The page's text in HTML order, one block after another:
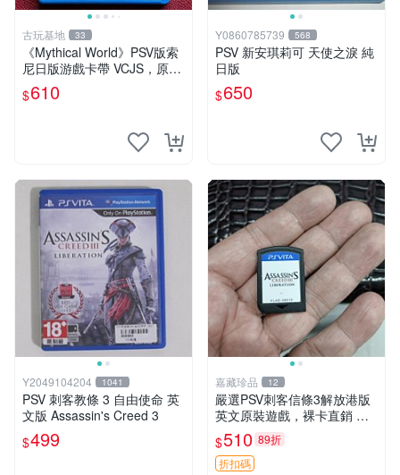
古玩基地 33
《Mythical World》PSV版索
尼日版游戲卡帶 VCJS，原裝
進口帶全盒說明書，支持主機
運行。Mythical World PSV
$610
Y0860785739 568
PSV 新安琪莉可 天使之淚 純
日版
$650
Y2049104204 1041
PSV 刺客教條 3 自由使命 英
文版 Assassin's Creed 3
$499
嘉藏珍品 12
嚴選PSV刺客信條3解放港版
英文原裝遊戲，裸卡直銷 刺
客信條3 游戲 港版游戲
$510 89折
折扣碼